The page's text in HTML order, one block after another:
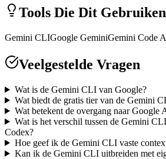
Tools Die Dit Gebruiken
Gemini CLIGoogle GeminiGemini Code
Veelgestelde Vragen
Wat is de Gemini CLI van Google?
Wat biedt de gratis tier van de Gemini
Wat betekent de overgang naar Google
Wat is het verschil tussen de Gemini
Codex?
Hoe geef ik de Gemini CLI vaste
Kan ik de Gemini CLI uitbreiden met